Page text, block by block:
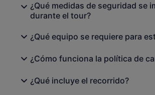
¿Qué medidas de seguridad se
durante el tour?
¿Qué equipo se requiere para
¿Cómo funciona la política de
¿Qué incluye el recorrido?